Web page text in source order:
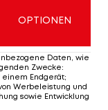
OPTIONEN
Daten, wie
Zwecke:
Endgerät;
Werbeleistung und
sowie Entwicklung